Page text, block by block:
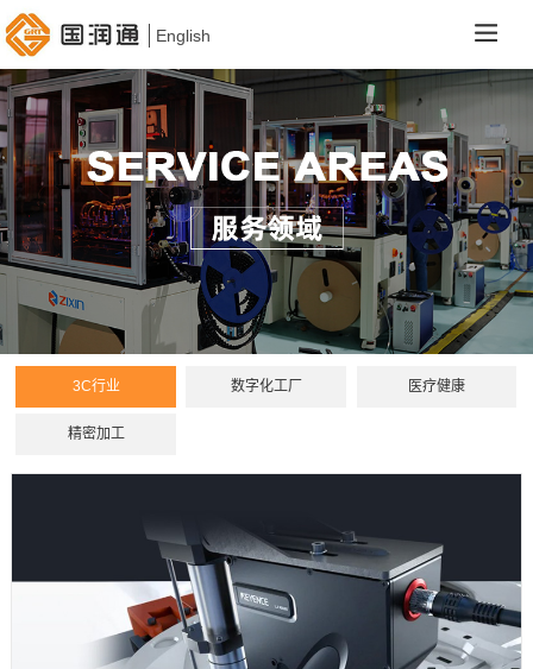
English
3C行业 数字化工厂 医疗健康
精密加工